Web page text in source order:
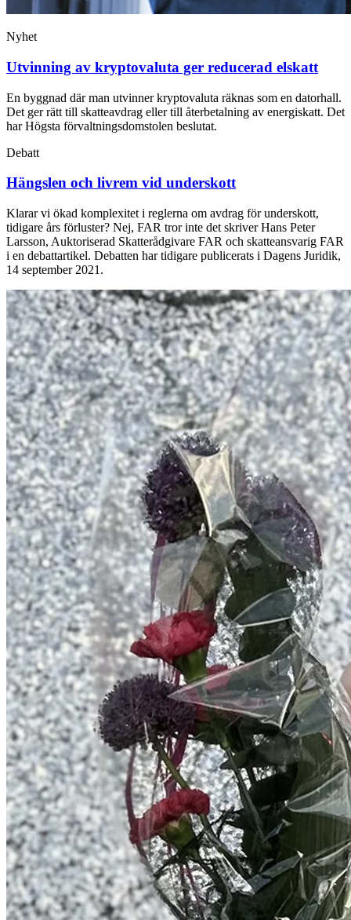
Nyhet
Utvinning av kryptovaluta ger reducerad elskatt
En byggnad där man utvinner kryptovaluta räknas som en datorhall.
Det ger rätt till skatteavdrag eller till återbetalning av energiskatt. Det
har Högsta förvaltningsdomstolen beslutat.
Debatt
Hängslen och livrem vid underskott
Klarar vi ökad komplexitet i reglerna om avdrag för underskott,
tidigare års förluster? Nej, FAR tror inte det skriver Hans Peter
Larsson, Auktoriserad Skatterådgivare FAR och skatteansvarig FAR
i en debattartikel. Debatten har tidigare publicerats i Dagens Juridik,
14 september 2021.